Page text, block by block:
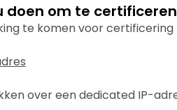
doen om te certificeren
te komen voor
over een dedicated IP-